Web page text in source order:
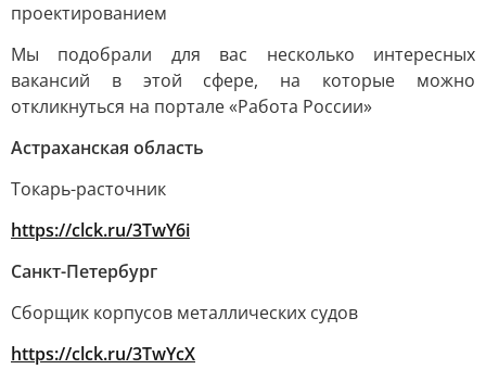
проектированием
Мы подобрали для вас несколько интересных
вакансий в этой сфере, на которые можно
откликнуться на портале «Работа России»
Астраханская область
Токарь-расточник
https://clck.ru/3TwY6i
Санкт-Петербург
Сборщик корпусов металлических судов
https://clck.ru/3TwYcX